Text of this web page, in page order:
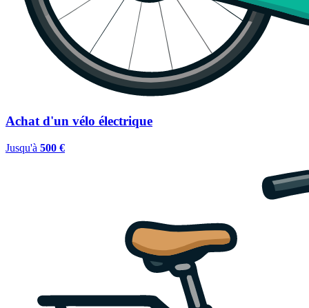
Achat d'un vélo électrique
Jusqu'à 500 €